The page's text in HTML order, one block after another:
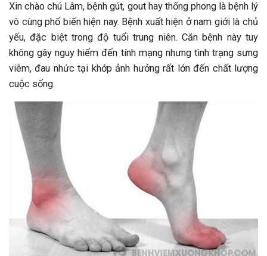
Xin chào chú Lâm, bệnh gút, gout hay thống phong là bệnh lý
vô cùng phố biến hiện nay. Bệnh xuất hiện ở nam giới là chủ
yếu, đặc biệt trong độ tuổi trung niên. Căn bệnh này tuy
không gây nguy hiểm đến tính mạng nhưng tình trạng sưng
viêm, đau nhức tại khớp ảnh hưởng rất lớn đến chất lượng
cuộc sống.